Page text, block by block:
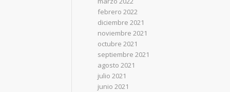
febrero 2022
diciembre 2021
noviembre 2021
octubre 2021
septiembre 2021
agosto 2021
julio 2021
junio 2021